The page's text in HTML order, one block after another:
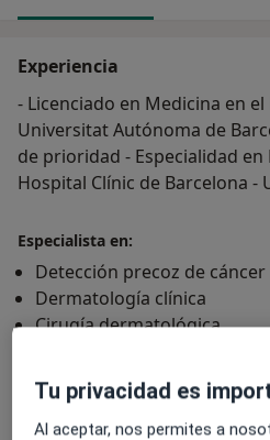
Experiencia
- Licenciado en Medicina en
Universitat Autónoma de
de prioridad - Especialidad
Hospital Clínic de Barcelona -
Especialista en:
Detección precoz de cáncer
Dermatología clínica
Cirugía dermatológica
Principales enfermedades
Atopía Acné rosácea
Tu privacidad es
Al aceptar, nos permites a